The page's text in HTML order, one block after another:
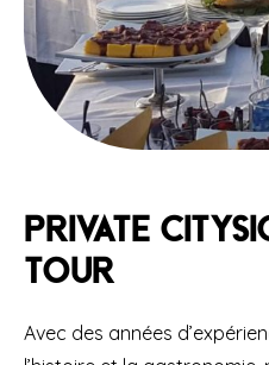
Private
Tour
Avec des années